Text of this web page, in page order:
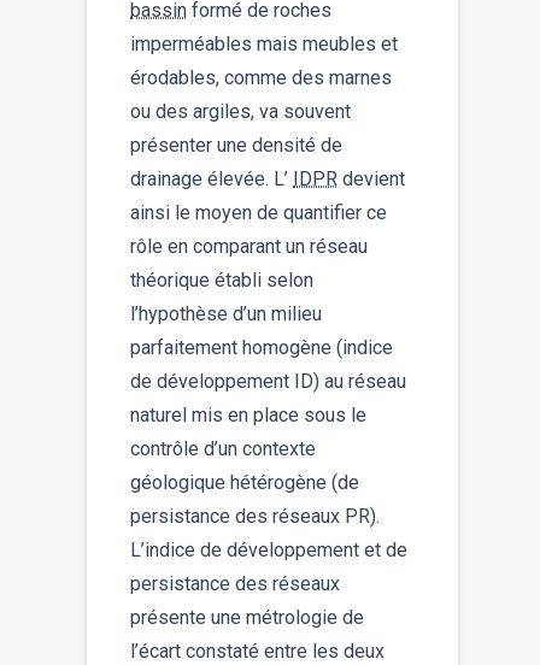
bassin formé de roches
imperméables mais meubles et
érodables, comme des marnes
ou des argiles, va souvent
présenter une densité de
drainage élevée. L’ IDPR devient
ainsi le moyen de quantifier ce
rôle en comparant un réseau
théorique établi selon
l’hypothèse d’un milieu
parfaitement homogène (indice
de développement ID) au réseau
naturel mis en place sous le
contrôle d’un contexte
géologique hétérogène (de
persistance des réseaux PR).
L’indice de développement et de
persistance des réseaux
présente une métrologie de
l’écart constaté entre les deux